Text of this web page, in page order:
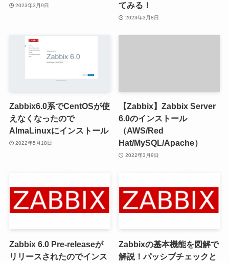
2023年3月9日
てみる！
2023年3月8日
Zabbix6.0系でCentOSが使
えなくなったので
AlmaLinuxにインストール
2022年5月18日
【Zabbix】Zabbix Server
6.0のインストール
（AWS/Red
Hat/MySQL/Apache）
2022年3月9日
Zabbix 6.0 Pre-releaseが
リリースされたのでインス
Zabbixの基本機能を図解で
解説！パッシブチェックと